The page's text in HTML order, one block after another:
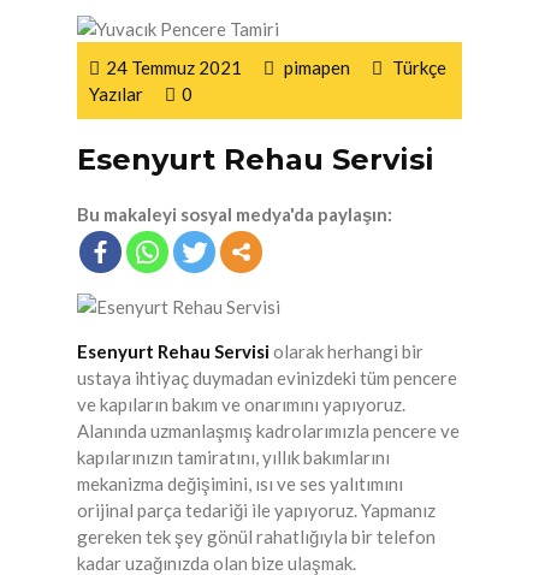
24 Temmuz 2021 pimapen
Türkçe
Yazılar
0
Esenyurt Rehau Servisi
Bu makaleyi sosyal medya'da paylaşın:
Esenyurt Rehau Servisiolarak herhangi bir
ustaya ihtiyaç duymadan evinizdeki tüm pencere
ve kapıların bakım ve onarımını yapıyoruz.
Alanında uzmanlaşmış kadrolarımızla pencere ve
kapılarınızın tamiratını, yıllık bakımlarını
mekanizma değişimini, ısı ve ses yalıtımını
orijinal parça tedariği ile yapıyoruz. Yapmanız
gereken tek şey gönül rahatlığıyla bir telefon
kadar uzağınızda olan bize ulaşmak.